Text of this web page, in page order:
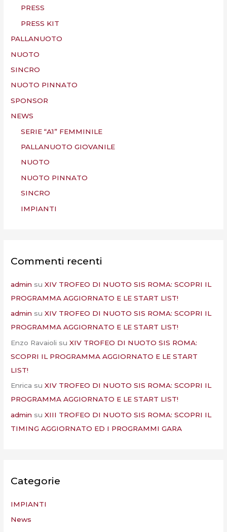
PRESS
PRESS KIT
PALLANUOTO
NUOTO
SINCRO
NUOTO PINNATO
SPONSOR
NEWS
SERIE “A1” FEMMINILE
PALLANUOTO GIOVANILE
NUOTO
NUOTO PINNATO
SINCRO
IMPIANTI
Commenti recenti
admin suXIV TROFEO DI NUOTO SIS ROMA: SCOPRI IL
PROGRAMMA AGGIORNATO E LE START LIST!
admin suXIV TROFEO DI NUOTO SIS ROMA: SCOPRI IL
PROGRAMMA AGGIORNATO E LE START LIST!
Enzo Ravaioli suXIV TROFEO DI NUOTO SIS ROMA:
SCOPRI IL PROGRAMMA AGGIORNATO E LE START
LIST!
Enrica suXIV TROFEO DI NUOTO SIS ROMA: SCOPRI IL
PROGRAMMA AGGIORNATO E LE START LIST!
admin suXIII TROFEO DI NUOTO SIS ROMA: SCOPRI IL
TIMING AGGIORNATO ED I PROGRAMMI GARA
Categorie
IMPIANTI
News